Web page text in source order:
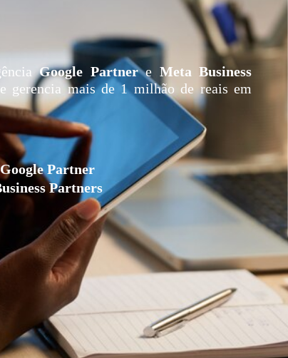
Google Partnere Meta Business
gerencia mais de 1 milhão de reais em
Partner
Partners